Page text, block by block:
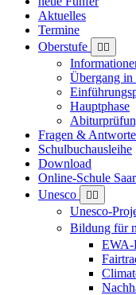
Aktuelles
Termine
Oberstufe
Übergang in
Hauptphase
Fragen &
Schulbuchausleihe
Download
Online-Schule
Unesco
Unesco-
Bildung für
EWA-